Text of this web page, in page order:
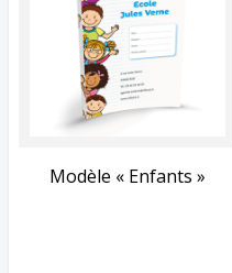
Modèle « Enfants »